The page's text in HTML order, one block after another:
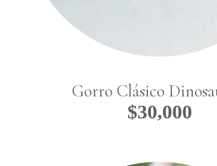
Gorro Clásico
$30,000